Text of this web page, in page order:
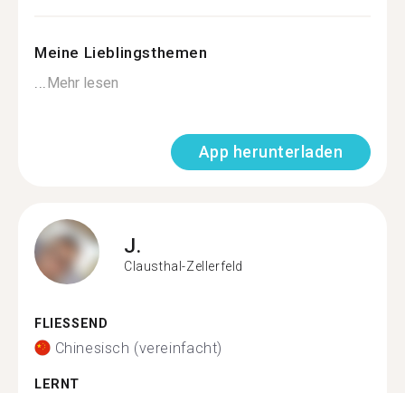
Meine Lieblingsthemen
...Mehr lesen
App herunterladen
J.
Clausthal-Zellerfeld
FLIESSEND
Chinesisch (vereinfacht)
LERNT